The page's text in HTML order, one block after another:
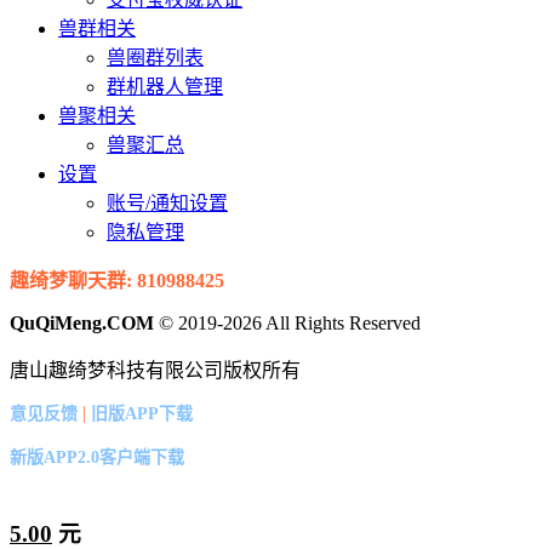
兽群相关
兽圈群列表
群机器人管理
兽聚相关
兽聚汇总
设置
账号/通知设置
隐私管理
趣绮梦聊天群: 810988425
QuQiMeng.COM © 2019-2026 All Rights Reserved
唐山趣绮梦科技有限公司版权所有
意见反馈 | 旧版APP下载
新版APP2.0客户端下载
5.00 元